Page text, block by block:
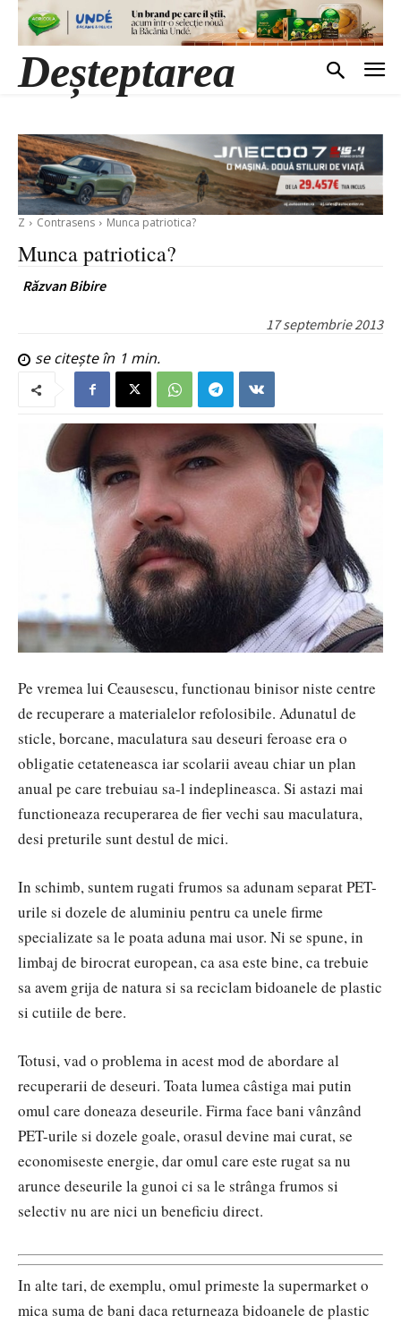
Deșteptarea
Z Contrasens Munca patriotica?
Munca patriotica?
Răzvan Bibire
17 septembrie 2013
se citește în 1 min.
Pe vremea lui Ceausescu, functionau binisor niste centre
de recuperare a materialelor refolosibile. Adunatul de
sticle, borcane, maculatura sau deseuri feroase era o
obligatie cetateneasca iar scolarii aveau chiar un plan
anual pe care trebuiau sa-l indeplineasca. Si astazi mai
functioneaza recuperarea de fier vechi sau maculatura,
desi preturile sunt destul de mici.
In schimb, suntem rugati frumos sa adunam separat PET-
urile si dozele de aluminiu pentru ca unele firme
specializate sa le poata aduna mai usor. Ni se spune, in
limbaj de birocrat european, ca asa este bine, ca trebuie
sa avem grija de natura si sa reciclam bidoanele de plastic
si cutiile de bere.
Totusi, vad o problema in acest mod de abordare al
recuperarii de deseuri. Toata lumea câstiga mai putin
omul care doneaza deseurile. Firma face bani vânzând
PET-urile si dozele goale, orasul devine mai curat, se
economiseste energie, dar omul care este rugat sa nu
arunce deseurile la gunoi ci sa le strânga frumos si
selectiv nu are nici un beneficiu direct.
In alte tari, de exemplu, omul primeste la supermarket o
mica suma de bani daca returneaza bidoanele de plastic